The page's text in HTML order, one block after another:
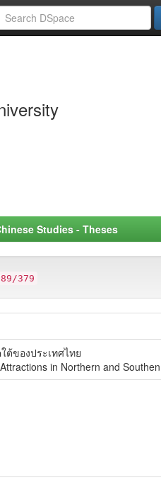
Studies - Theses
379
ต้ของประเทศไทย
in Northern and